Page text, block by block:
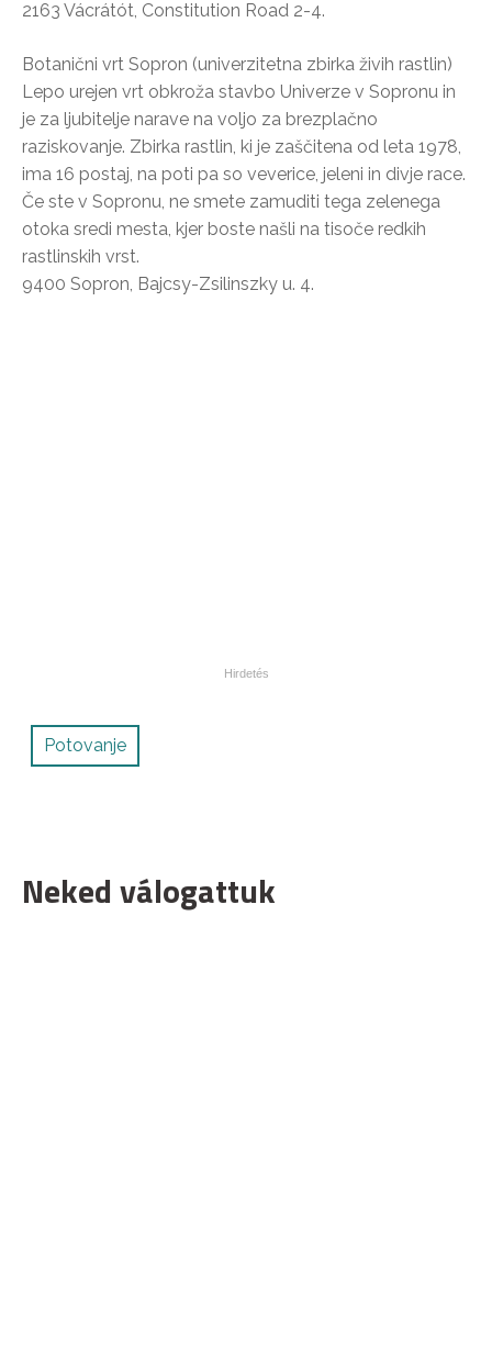
2163 Vácrátót, Constitution Road 2-4.
Botanični vrt Sopron (univerzitetna zbirka živih rastlin)
Lepo urejen vrt obkroža stavbo Univerze v Sopronu in
je za ljubitelje narave na voljo za brezplačno
raziskovanje. Zbirka rastlin, ki je zaščitena od leta 1978,
ima 16 postaj, na poti pa so veverice, jeleni in divje race.
Če ste v Sopronu, ne smete zamuditi tega zelenega
otoka sredi mesta, kjer boste našli na tisoče redkih
rastlinskih vrst.
9400 Sopron, Bajcsy-Zsilinszky u. 4.
Potovanje
Neked válogattuk